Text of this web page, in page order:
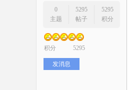
0
主题
5295
帖子
5295
积分
积分 5295
发消息